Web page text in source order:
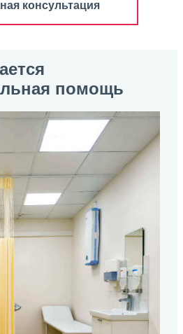
консультация
помощь